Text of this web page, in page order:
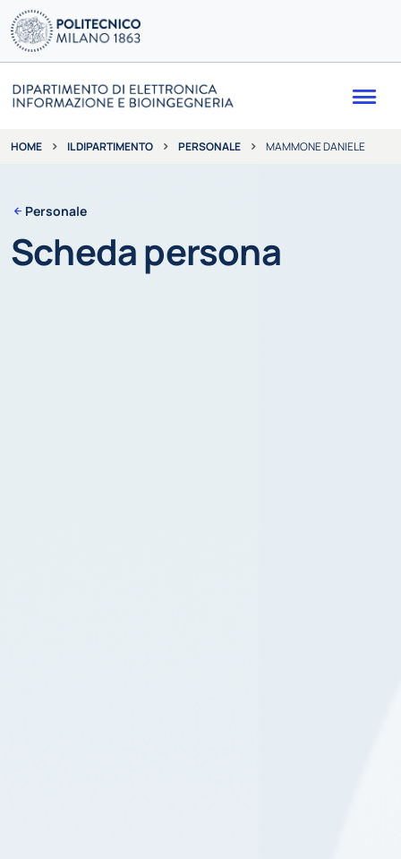
HOME IL DIPARTIMENTO PERSONALE MAMMONE DANIELE
Personale
Scheda persona